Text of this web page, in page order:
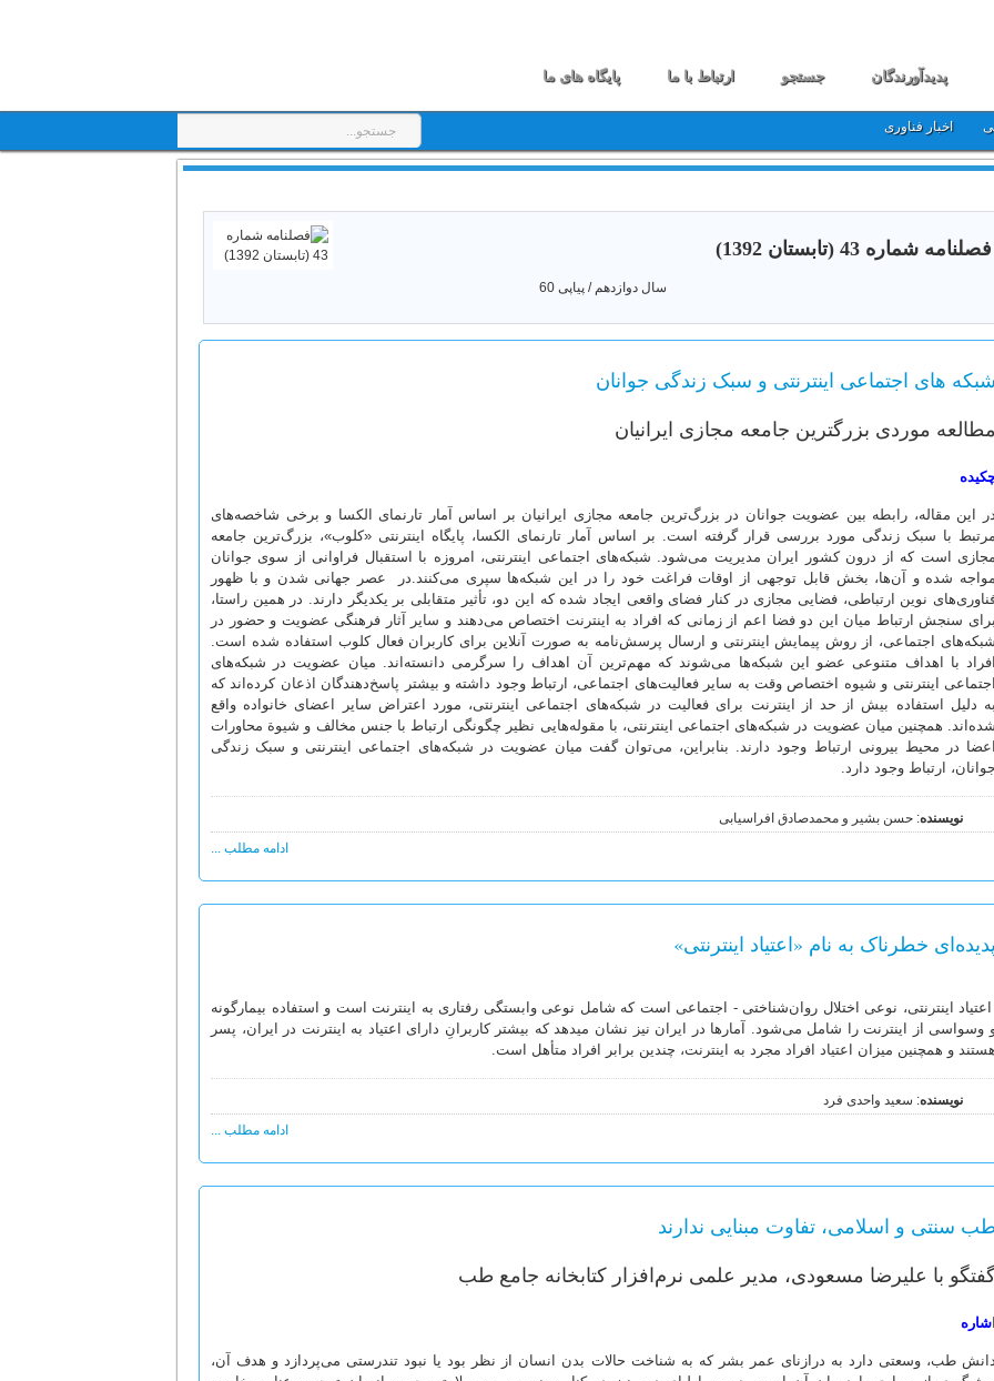
پدیدآورندگان جستجو ارتباط با ما پایگاه های ما
اخبار فناوری
فصلنامه شماره 43 (تابستان 1392)
سال دوازدهم / پیاپی 60
شبکه های اجتماعی اینترنتی و سبک زندگی جوانان
مطالعه موردی بزرگترین جامعه مجازی ایرانیان
در این مقاله، رابطه بین عضویت جوانان در بزرگ‌ترین جامعه مجازی ایرانیان بر اساس آمار تارنمای الکسا و برخی شاخصه‌های
مرتبط با سبک زندگی مورد بررسی قرار گرفته است. بر اساس آمار تارنمای الکسا، پایگاه اینترنتی «کلوب»، بزرگ‌ترین جامعه
مجازی است که از درون کشور ایران مدیریت می‌شود. شبکه‌های اجتماعی اینترنتی، امروزه با استقبال فراوانی از سوی جوانان
مواجه شده و آن‌ها، بخش قابل توجهی از اوقات فراغت خود را در این شبکه‌ها سپری می‌کنند.در عصر جهانی شدن و با ظهور
نوین ارتباطی، فضایی مجازی در کنار فضای واقعی ایجاد شده که این دو، تأثیر متقابلی بر یکدیگر دارند. در همین راستا،
برای سنجش ارتباط میان این دو فضا اعم از زمانی که افراد به اینترنت اختصاص می‌دهند و سایر آثار فرهنگی عضویت و حضور در
شبکه‌های اجتماعی، از روش پیمایش اینترنتی و ارسال پرسش‌نامه به صورت آنلاین برای کاربران فعال کلوب استفاده شده است.
افراد با اهداف متنوعی عضو این شبکه‌ها می‌شوند که مهم‌ترین آن اهداف را سرگرمی دانسته‌اند. میان عضویت در شبکه‌های
اجتماعی اینترنتی و شیوه اختصاص وقت به سایر فعالیت‌های اجتماعی، ارتباط وجود داشته و بیشتر پاسخ‌دهندگان اذعان کرده‌اند که
به دلیل استفاده بیش از حد از اینترنت برای فعالیت در شبکه‌های اجتماعی اینترنتی، مورد اعتراض سایر اعضای خانواده واقع
شده‌اند. همچنین میان عضویت در شبکه‌های اجتماعی اینترنتی، با مقوله‌هایی نظیر چگونگی ارتباط با جنس مخالف و شیوة محاورات
اعضا در محیط بیرونی ارتباط وجود دارند. بنابراین، می‌توان گفت میان عضویت در شبکه‌های اجتماعی اینترنتی و سبک زندگی
جوانان، ارتباط وجود دارد.
نویسنده: حسن بشیر و محمدصادق افراسیابی
ادامه مطلب ...
پدیده‌ا‏ی خطرناک به نام «اعتیاد اینترنتی»
اعتیاد اینترنتی، نوعی اختلال روان‌شناختی - اجتماعی است که شامل نوعی وابستگی رفتاری به اینترنت است و استفاده‌ بیمارگونه
وسواسی از اینترنت را شامل می‌شود. آمارها در ایران نیز نشان می­دهد که بیشتر کاربرانِ دارای اعتیاد به اینترنت در ایران، پسر
هستند و همچنین میزان اعتیاد افراد مجرد به اینترنت، چندین برابر افراد متأهل است.
نویسنده: سعید واحدی فرد
ادامه مطلب ...
طب سنتی و اسلامی، تفاوت مبنایی ندارند
با علیرضا مسعودی، مدیر علمی نرم‌افزار کتابخانه جامع طب
شاره
دانش طب، وسعتی دارد به درازنای عمر بشر که به شناخت حالات بدن انسان از نظر بود یا نبود تندرستى می‌پردازد و هدف آن،